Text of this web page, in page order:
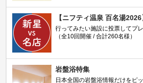
【ニフティ温泉 百名湯2026
行ってみたい施設に投票してプ
（全10回開催 / 合計260名様）
岩盤浴特集
日本全国の岩盤浴情報だけをピ